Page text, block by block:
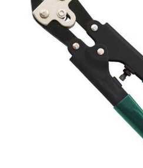
Articole Pentru Gradina
Accesorii Bucatarie